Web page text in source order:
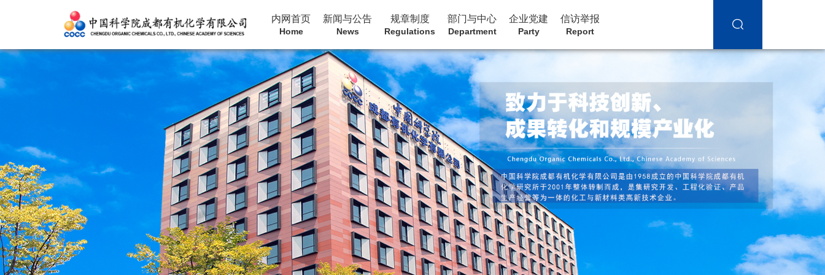
内网首页
Home
新闻与公告
News
规章制度
Regulations
部门与中心
Department
企业党建
Party
信访举报
Report